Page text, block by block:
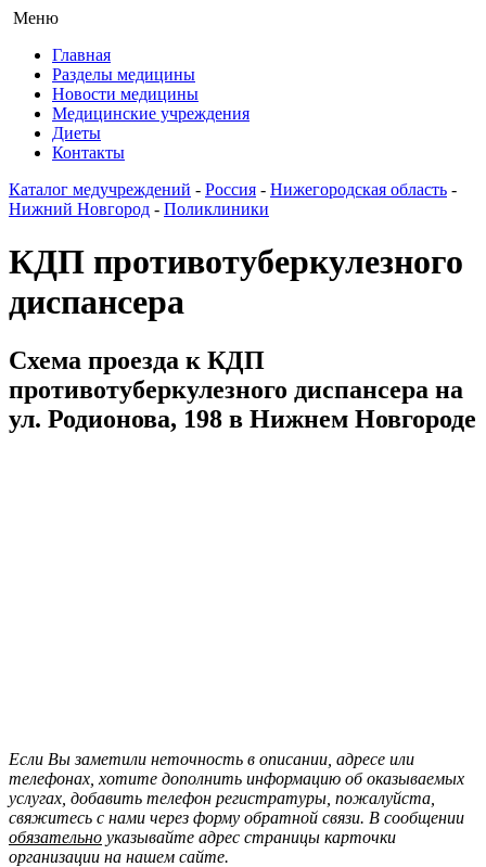
Меню
Главная
Разделы медицины
Новости медицины
Медицинские учреждения
Диеты
Контакты
Каталог медучреждений - Россия - Нижегородская область -
Нижний Новгород - Поликлиники
КДП противотуберкулезного
диспансера
Схема проезда к КДП
противотуберкулезного диспансера на
ул. Родионова, 198 в Нижнем Новгороде
Если Вы заметили неточность в описании, адресе или
телефонах, хотите дополнить информацию об оказываемых
услугах, добавить телефон регистратуры, пожалуйста,
свяжитесь с нами через форму обратной связи. В сообщении
обязательно указывайте адрес страницы карточки
организации на нашем сайте.